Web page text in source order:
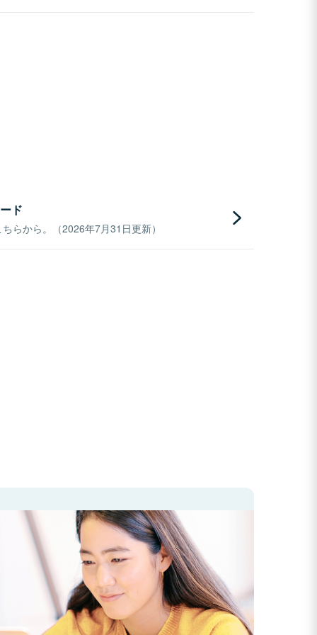
ド
らから。（2026年7月31日更新）